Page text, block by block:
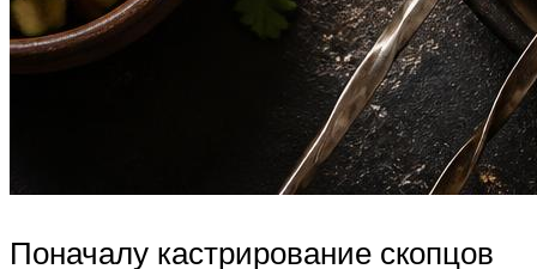
Поначалу кастрирование скопцов